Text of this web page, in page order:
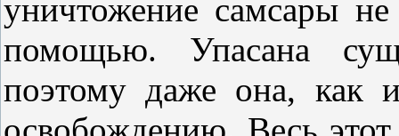
уничтожение самсары
помощью. Упасана
поэтому даже она, как